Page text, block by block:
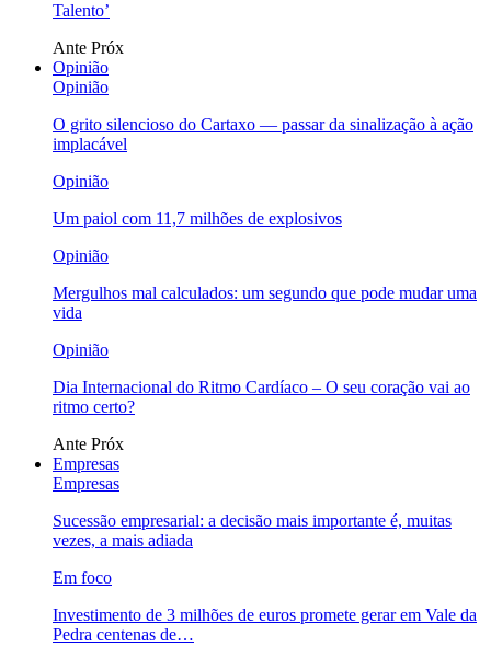
Talento’
Ante Próx
Opinião
Opinião
O grito silencioso do Cartaxo — passar da sinalização à ação
implacável
Opinião
Um paiol com 11,7 milhões de explosivos
Opinião
Mergulhos mal calculados: um segundo que pode mudar uma
vida
Opinião
Dia Internacional do Ritmo Cardíaco – O seu coração vai ao
ritmo certo?
Ante Próx
Empresas
Empresas
Sucessão empresarial: a decisão mais importante é, muitas
vezes, a mais adiada
Em foco
Investimento de 3 milhões de euros promete gerar em Vale da
Pedra centenas de…